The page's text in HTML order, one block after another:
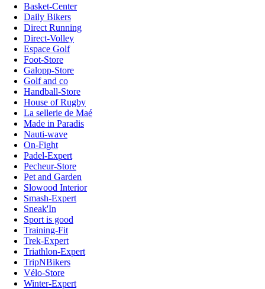
Basket-Center
Daily Bikers
Direct Running
Direct-Volley
Espace Golf
Foot-Store
Galopp-Store
Golf and co
Handball-Store
House of Rugby
La sellerie de Maé
Made in Paradis
Nauti-wave
On-Fight
Padel-Expert
Pecheur-Store
Pet and Garden
Slowood Interior
Smash-Expert
Sneak'In
Sport is good
Training-Fit
Trek-Expert
Triathlon-Expert
TripNBikers
Vélo-Store
Winter-Expert